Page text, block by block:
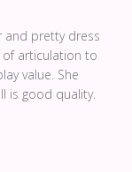
and pretty dress
of articulation to
value. She
is good quality.